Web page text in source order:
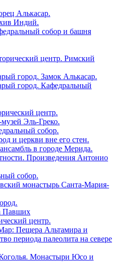
Алькасар.
Индий.
собор и башня
центр. Римский
город. Замок Алькасар.
город. Кафедральный
центр.
Эль-Греко.
собор.
и церкви вне его стен.
в городе Мерида.
Произведения Антонио
собор.
монастырь Санта-Мария-
Павших
центр.
Пещера Альтамира и
периода палеолита на севере
Монастыри Юсо и